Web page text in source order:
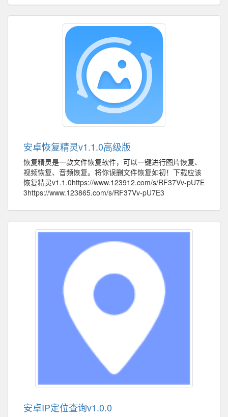
安卓恢复精灵v1.1.0高级版
恢复精灵是一款文件恢复软件，可以一键进行图片恢复、
视频恢复、音频恢复。将你误删文件恢复如初！下载应该
恢复精灵v1.1.0https://www.123912.com/s/RF37Vv-pU7E
3https://www.123865.com/s/RF37Vv-pU7E3
安卓IP定位查询v1.0.0